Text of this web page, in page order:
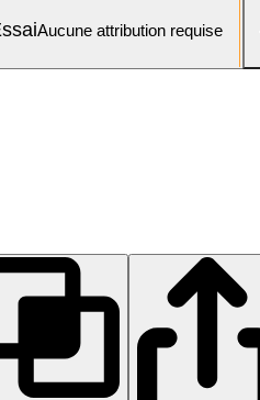
Aucune attribution requise